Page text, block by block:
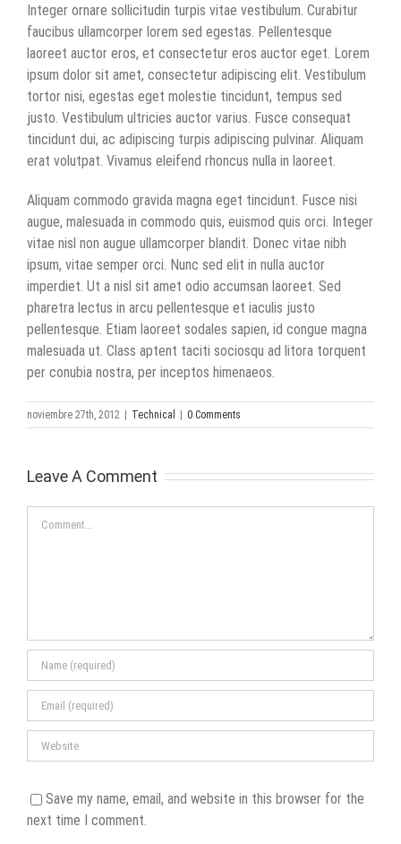
Integer ornare sollicitudin turpis vitae vestibulum. Curabitur
faucibus ullamcorper lorem sed egestas. Pellentesque
laoreet auctor eros, et consectetur eros auctor eget. Lorem
ipsum dolor sit amet, consectetur adipiscing elit. Vestibulum
tortor nisi, egestas eget molestie tincidunt, tempus sed
justo. Vestibulum ultricies auctor varius. Fusce consequat
tincidunt dui, ac adipiscing turpis adipiscing pulvinar. Aliquam
erat volutpat. Vivamus eleifend rhoncus nulla in laoreet.
Aliquam commodo gravida magna eget tincidunt. Fusce nisi
augue, malesuada in commodo quis, euismod quis orci. Integer
vitae nisl non augue ullamcorper blandit. Donec vitae nibh
ipsum, vitae semper orci. Nunc sed elit in nulla auctor
imperdiet. Ut a nisl sit amet odio accumsan laoreet. Sed
pharetra lectus in arcu pellentesque et iaculis justo
pellentesque. Etiam laoreet sodales sapien, id congue magna
malesuada ut. Class aptent taciti sociosqu ad litora torquent
per conubia nostra, per inceptos himenaeos.
noviembre 27th, 2012 | Technical | 0 Comments
Leave A Comment
Save my name, email, and website in this browser for the
next time I comment.